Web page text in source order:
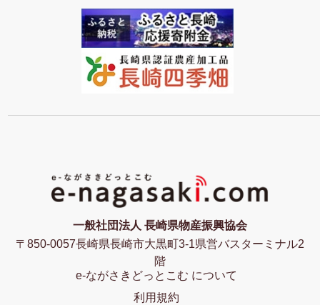
一般社団法人 長崎県物産振興協会
〒850-0057長崎県長崎市大黒町3-1県営バスターミナル2
階
e-ながさきどっとこむ について
利用規約